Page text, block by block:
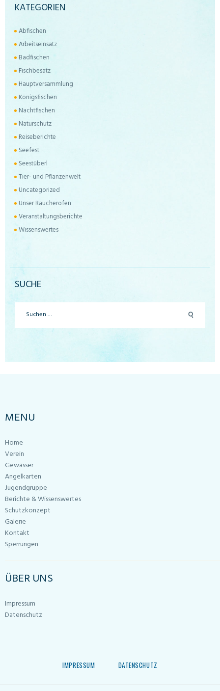
KATEGORIEN
Abfischen
Arbeitseinsatz
Badfischen
Fischbesatz
Hauptversammlung
Königsfischen
Nachtfischen
Naturschutz
Reiseberichte
Seefest
Seestüberl
Tier- und Pflanzenwelt
Uncategorized
Unser Räucherofen
Veranstaltungsberichte
Wissenswertes
SUCHE
nach:
MENU
Home
Verein
Gewässer
Angelkarten
Jugendgruppe
Berichte & Wissenswertes
Schutzkonzept
Galerie
Kontakt
Sperrungen
ÜBER UNS
Impressum
Datenschutz
IMPRESSUM DATENSCHUTZ